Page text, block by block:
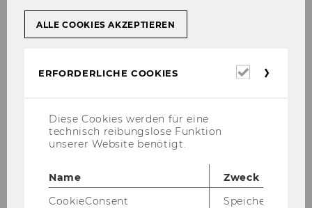
schaft – der Wis­sen­schafts­dia­log für die Vie­len"
mit INEQ Be­tei­li­gung wurde ver­öf­fent­licht.
ALLE COOKIES AKZEPTIEREN
ERFORDERLICHE COOKIES
Diese Cookies werden für eine
technisch reibungslose Funktion
unserer Website benötigt.
Name
Zweck
CookieConsent
Speichert Ihre